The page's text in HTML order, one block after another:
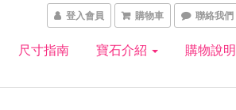
登入會員 購物車 聯絡我們
尺寸指南 寶石介紹 購物說明